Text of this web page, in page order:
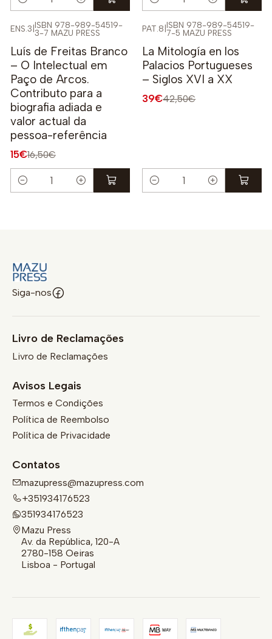
Quantidade Quantidade
ENS.3 ISBN 978-989-54519-
3-7 MAZU PRESS
Luís de Freitas Branco
– O Intelectual em
Paço de Arcos.
Contributo para a
biografia adiada e
valor actual da
pessoa-referência
15€16,50€
Quantidade
PAT.8 |ISBN 978-989-54519-
7-5 MAZU PRESS
La Mitología en los
Palacios Portugueses
– Siglos XVI a XX
39€42,50€
Quantidade
Siga-nos
Livro de Reclamações
Livro de Reclamações
Avisos Legais
Termos e Condições
Política de Reembolso
Política de Privacidade
Contatos
mazupress@mazupress.com
+351934176523
351934176523
Mazu Press
Av. da República, 120-A
2780-158 Oeiras
Lisboa - Portugal